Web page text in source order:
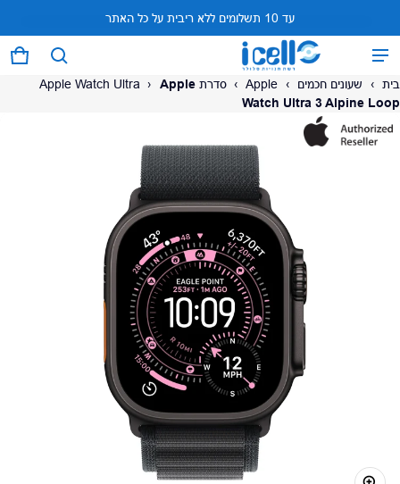
עד 10 תשלומים ללא ריבית על כל האתר
0 פריטים
המוצר נוסף לעגלה
לתשלום
בית › שעונים חכמים ›
Apple
› סדרת Apple Watch Ultra ›
Apple
Watch Ultra 3 Alpine Loop
על המוצר